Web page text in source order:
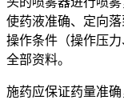
使药液准确、定向
操作条件（操作压
全部资料。
施药应保证药量准